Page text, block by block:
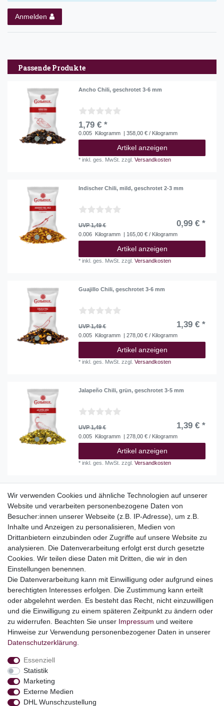
Anmelden
Passende Produkte
Ancho Chili, geschrotet 3-6 mm
1,79 € *
0.005 Kilogramm | 358,00 € / Kilogramm
Artikel anzeigen
*inkl. ges. MwSt. zzgl.Versandkosten
Indischer Chili, mild, geschrotet 2-3 mm
UVP 1,49 € 0,99 € *
0.006 Kilogramm | 165,00 € / Kilogramm
Artikel anzeigen
*inkl. ges. MwSt. zzgl.Versandkosten
Guajillo Chili, geschrotet 3-6 mm
UVP 1,49 € 1,39 € *
0.005 Kilogramm | 278,00 € / Kilogramm
Artikel anzeigen
*inkl. ges. MwSt. zzgl.Versandkosten
Jalapeño Chili, grün, geschrotet 3-5 mm
UVP 1,49 € 1,39 € *
0.005 Kilogramm | 278,00 € / Kilogramm
Artikel anzeigen
*inkl. ges. MwSt. zzgl.Versandkosten
Top Kategorien
Themen
Ostern
Angebote
stark reduzierte B-Ware
Kundenservice
Versand & Lieferung
Impressum
Barrierefreiheitserklärung
Wir verwenden Cookies und ähnliche Technologien auf unserer
Website und verarbeiten personenbezogene Daten von
Besucher:innen unserer Webseite (z.B. IP-Adresse), um z.B.
Inhalte und Anzeigen zu personalisieren, Medien von
Drittanbietern einzubinden oder Zugriffe auf unsere Website zu
analysieren. Die Datenverarbeitung erfolgt erst durch gesetzte
Cookies. Wir teilen diese Daten mit Dritten, die wir in den
Einstellungen benennen.
Die Datenverarbeitung kann mit Einwilligung oder aufgrund eines
berechtigten Interesses erfolgen. Die Zustimmung kann erteilt
oder abgelehnt werden. Es besteht das Recht, nicht einzuwilligen
und die Einwilligung zu einem späteren Zeitpunkt zu ändern oder
zu widerrufen. Beachten Sie unser Impressum und weitere
Hinweise zur Verwendung personenbezogener Daten in unserer
Daten­schutz­erklärung
Essenziell
Statistik
Marketing
Externe Medien
DHL Wunschzustellung